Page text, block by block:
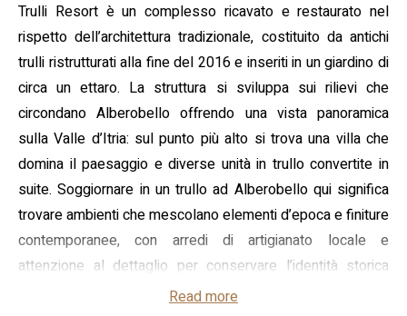
Trulli Resort è un complesso ricavato e restaurato nel
rispetto dell’architettura tradizionale, costituito da antichi
trulli ristrutturati alla fine del 2016 e inseriti in un giardino di
circa un ettaro. La struttura si sviluppa sui rilievi che
circondano Alberobello offrendo una vista panoramica
sulla Valle d’Itria: sul punto più alto si trova una villa che
domina il paesaggio e diverse unità in trullo convertite in
suite. Soggiornare in un trullo ad Alberobello qui significa
trovare ambienti che mescolano elementi d’epoca e finiture
contemporanee, con arredi di artigianato locale e
attenzione al dettaglio per conservare l’identità storica
Read more